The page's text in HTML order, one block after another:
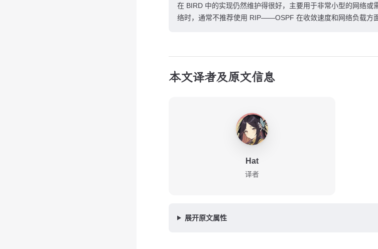
在 BIRD 中的实现仍然维护得很好，主要用于非常小型的网络或
络时，通常不推荐使用 RIP——OSPF 在收敛速度和网络负载方
本文译者及原文信息
Hat
译者
展开原文属性